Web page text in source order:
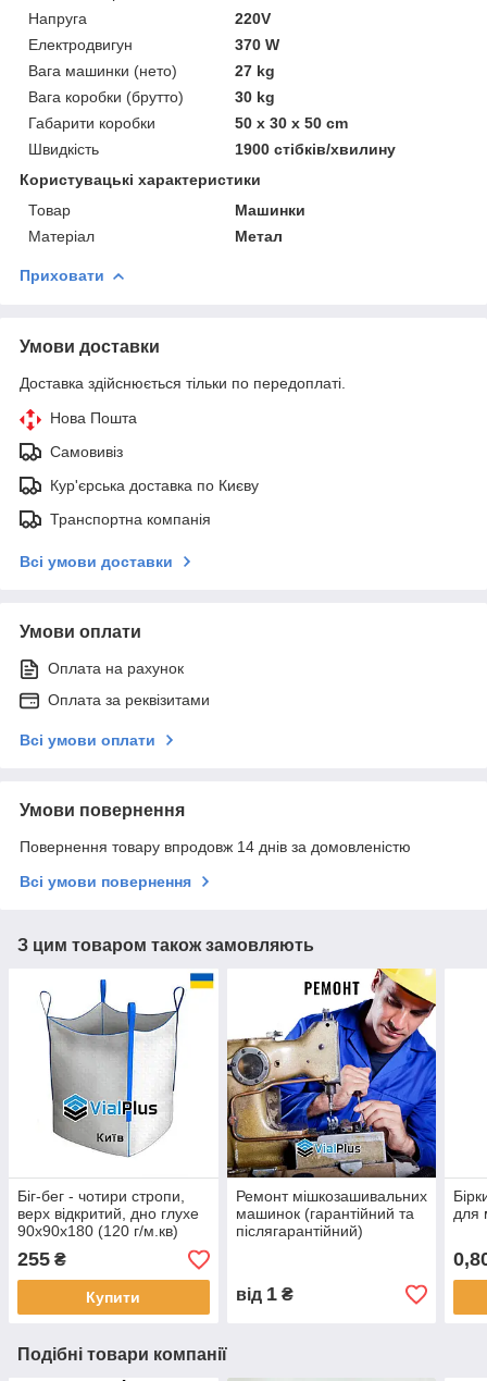
Напруга
220V
Електродвигун
370 W
Вага машинки (нето)
27 kg
Вага коробки (брутто)
30 kg
Габарити коробки
50 x 30 x 50 cm
Швидкість
1900 стібків/хвилину
Користувацькi характеристики
Товар
Машинки
Матеріал
Метал
Приховати
Умови доставки
Доставка здійснюється тільки по передоплаті.
Нова Пошта
Самовивіз
Кур'єрська доставка по Києву
Транспортна компанія
Всі умови доставки
Умови оплати
Оплата на рахунок
Оплата за реквізитами
Всі умови оплати
Умови повернення
Повернення товару впродовж 14 днів за домовленістю
Всі умови повернення
З цим товаром також замовляють
Біг-бег - чотири стропи,
верх відкритий, дно глухе
90х90х180 (120 г/м.кв)
255 ₴
Купити
Ремонт мішкозашивальних
машинок (гарантійний та
післягарантійний)
від 1₴
для
Подібні товари компанії